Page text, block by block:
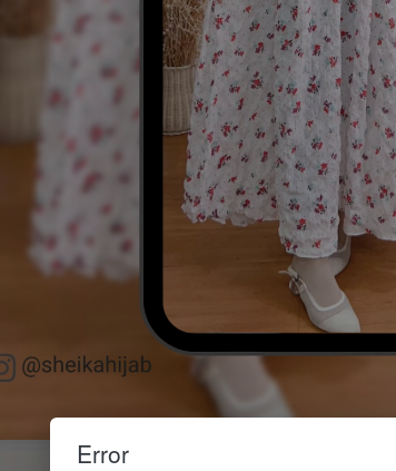
Error